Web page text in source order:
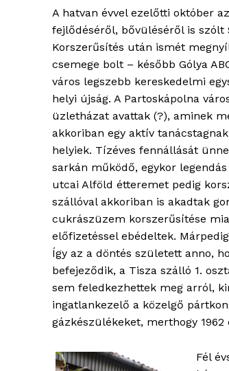
A hatvan évvel ezelőtti október
fejlődéséről, bővüléséről is szólt
Korszerűsítés után ismét
csemege bolt – később Gólya
város legszebb kereskedelmi
helyi újság. A Partoskápolna
üzletházat avattak (?), aminek
akkoriban egy aktív
helyiek. Tízéves fennállását
sarkán működő, egykor
utcai Alföld étteremet pedig
szállóval akkoriban is akadtak
cukrászüzem korszerűsítése
előfizetéssel ebédeltek.
Így az a döntés született anno,
befejeződik, a Tisza szálló 1.
sem feledkezhettek meg arról,
ingatlankezelő a közelgő
gázkészülékeket, merthogy
Fél